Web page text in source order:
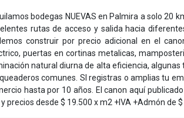
bodegas NUEVAS en Palmira a solo 20
rutas de acceso y salida hacia
construir por precio adicional en el
puertas en cortinas metalicas,
natural diurna de alta eficiencia,
comunes. SI registras o amplias tu
hasta por 10 años. El canon aquí
precios desde $ 19.500 x m2 +IVA +Admón de $